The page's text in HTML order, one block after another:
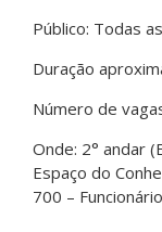
Público: Todas
Duração
Número de
Onde: 2° andar
Espaço do
700 –